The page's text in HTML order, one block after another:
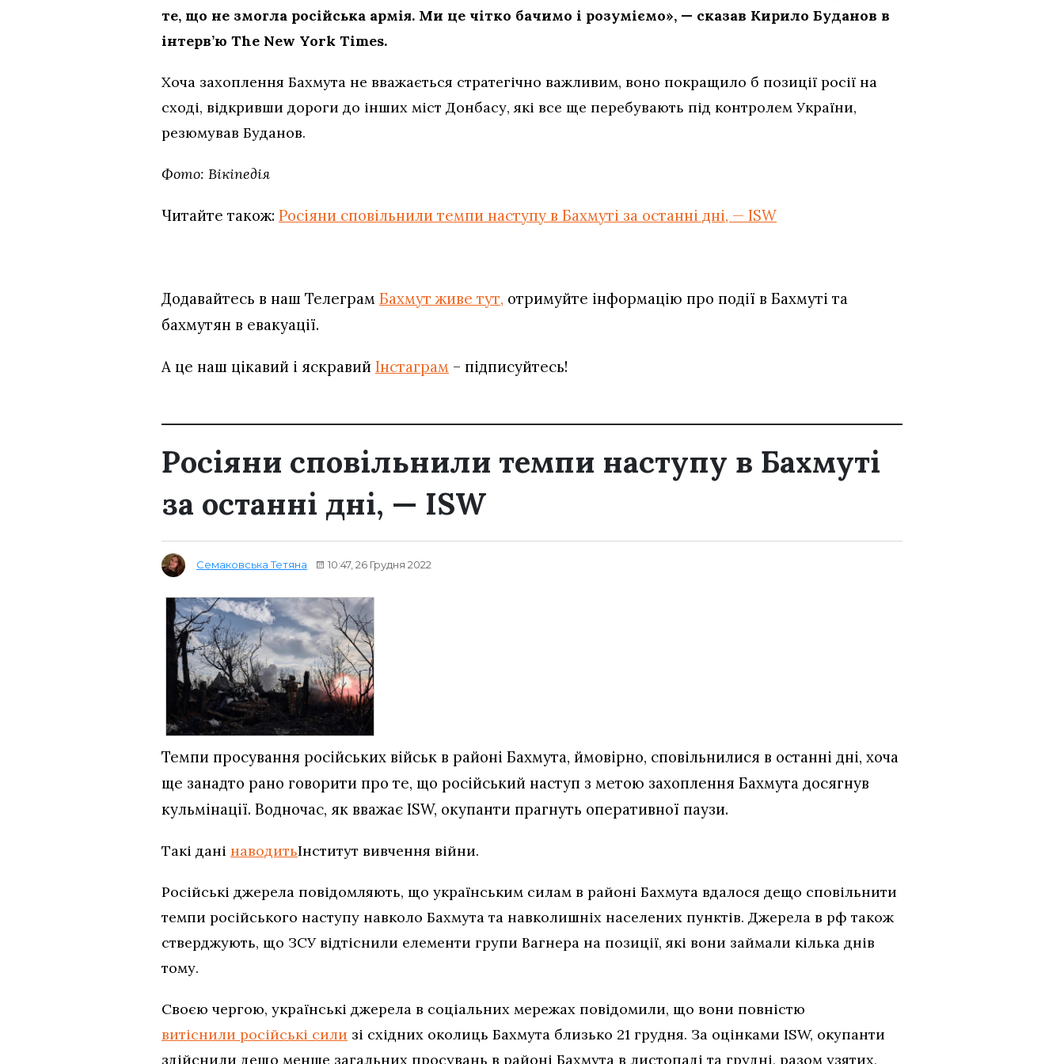
те, що не змогла російська армія. Ми це чітко бачимо і розуміємо», — сказав Кирило Буданов в
інтерв’ю The New York Times.
Хоча захоплення Бахмута не вважається стратегічно важливим, воно покращило б позиції росії на
сході, відкривши дороги до інших міст Донбасу, які все ще перебувають під контролем України,
резюмував Буданов.
Фото: Вікіпедія
Читайте також: Росіяни сповільнили темпи наступу в Бахмуті за останні дні, — ISW
Додавайтесь в наш Телеграм Бахмут живе тут, отримуйте інформацію про події в Бахмуті та
бахмутян в евакуації.
А це наш цікавий і яскравий Інстаграм – підписуйтесь!
Росіяни сповільнили темпи наступу в Бахмуті
за останні дні, — ISW
Семаковська Тетяна 10:47, 26 Грудня 2022
Темпи просування російських військ в районі Бахмута, ймовірно, сповільнилися в останні дні, хоча
ще занадто рано говорити про те, що російський наступ з метою захоплення Бахмута досягнув
кульмінації. Водночас, як вважає ISW, окупанти прагнуть оперативної паузи.
Такі дані наводитьІнститут вивчення війни.
Російські джерела повідомляють, що українським силам в районі Бахмута вдалося дещо сповільнити
темпи російського наступу навколо Бахмута та навколишніх населених пунктів. Джерела в рф також
стверджують, що ЗСУ відтіснили елементи групи Вагнера на позиції, які вони займали кілька днів
тому.
Своєю чергою, українські джерела в соціальних мережах повідомили, що вони повністю
витіснили російські сили зі східних околиць Бахмута близько 21 грудня. За оцінками ISW, окупанти
здійснили дещо менше загальних просувань в районі Бахмута в листопаді та грудні, разом узятих,